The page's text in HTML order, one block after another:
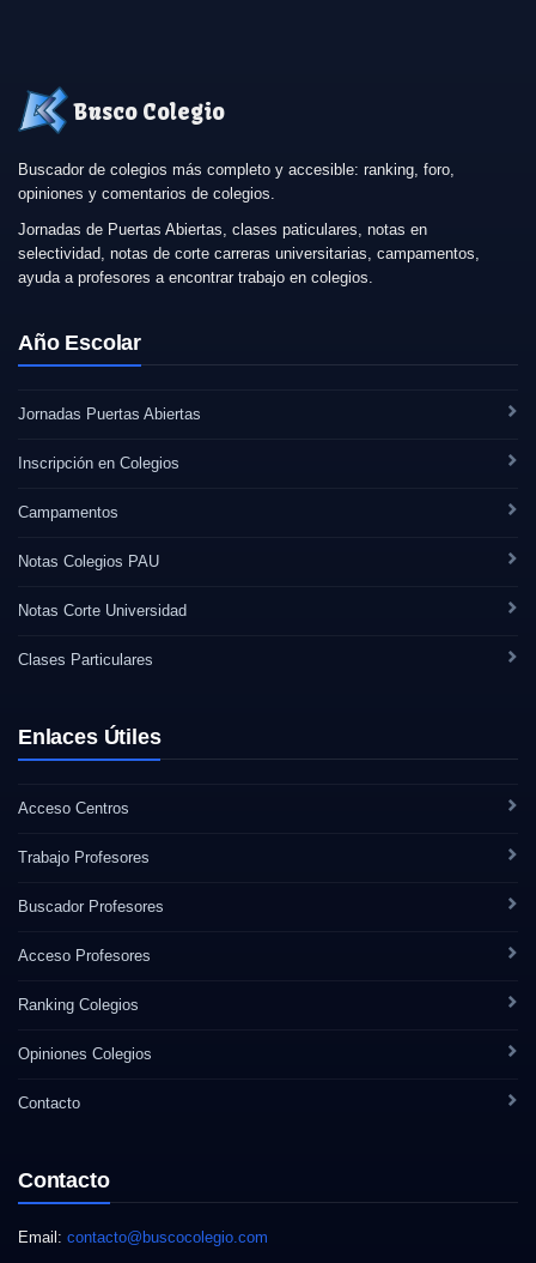
Busco Colegio
Buscador de colegios más completo y accesible: ranking, foro,
opiniones y comentarios de colegios.
Jornadas de Puertas Abiertas, clases paticulares, notas en
selectividad, notas de corte carreras universitarias, campamentos,
ayuda a profesores a encontrar trabajo en colegios.
Año Escolar
Jornadas Puertas Abiertas
Inscripción en Colegios
Campamentos
Notas Colegios PAU
Notas Corte Universidad
Clases Particulares
Enlaces Útiles
Acceso Centros
Trabajo Profesores
Buscador Profesores
Acceso Profesores
Ranking Colegios
Opiniones Colegios
Contacto
Contacto
Email: contacto@buscocolegio.com